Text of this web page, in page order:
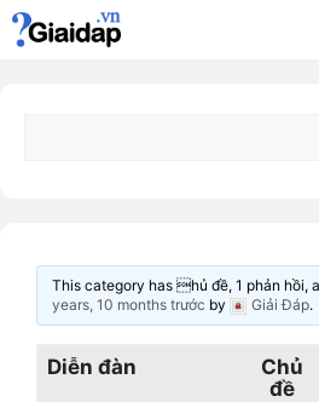
Chuyển
đến
This category has hủ đề, 1 phản hồi,
years, 10 months trước by Giải Đáp.
Diễn đàn
Chủ
đề